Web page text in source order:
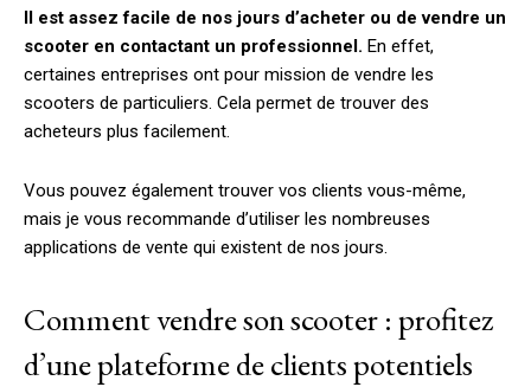
Il est assez facile de nos jours d’acheter ou de vendre un
scooter en contactant un professionnel. En effet,
certaines entreprises ont pour mission de vendre les
scooters de particuliers. Cela permet de trouver des
acheteurs plus facilement.
Vous pouvez également trouver vos clients vous-même,
mais je vous recommande d’utiliser les nombreuses
applications de vente qui existent de nos jours.
Comment vendre son scooter : profitez
d’une plateforme de clients potentiels